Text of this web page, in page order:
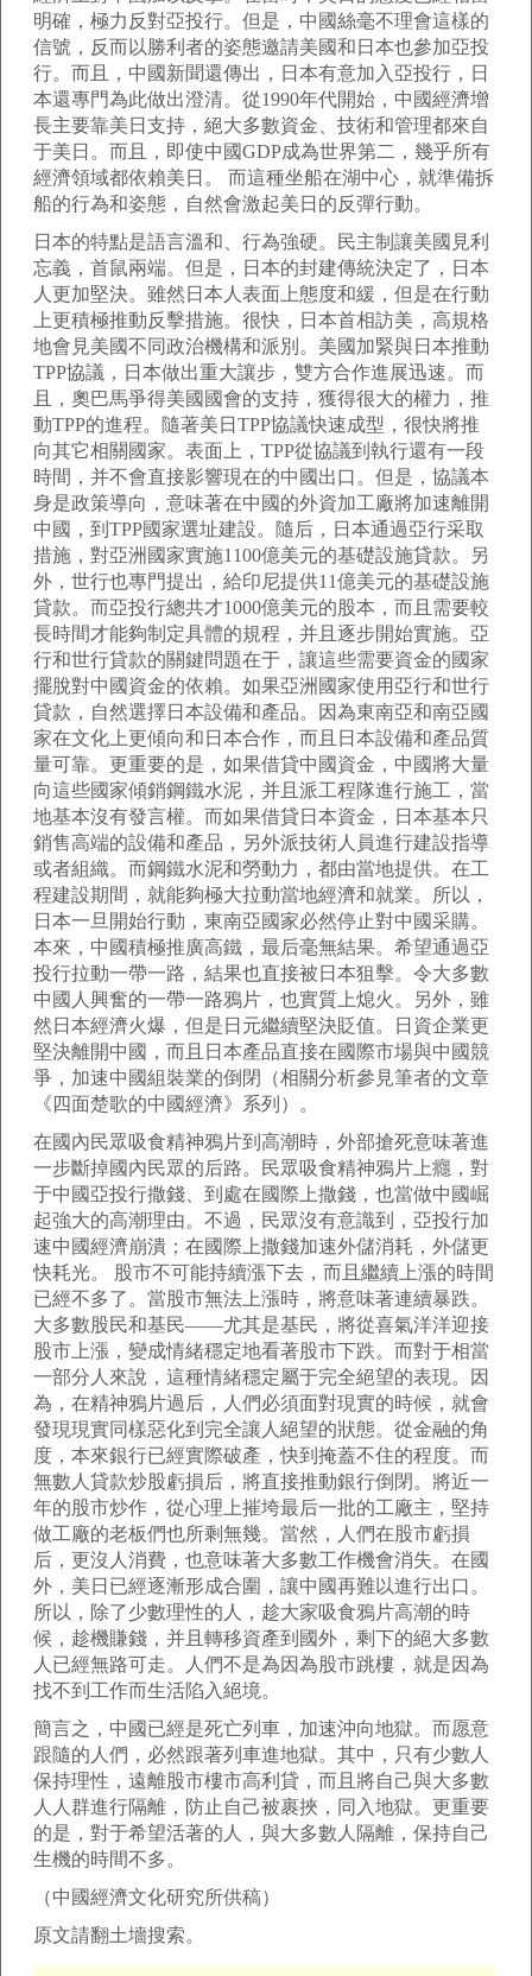
明確，極力反對亞投行。但是，中國絲毫不理會這樣的
信號，反而以勝利者的姿態邀請美國和日本也參加亞投
行。而且，中國新聞還傳出，日本有意加入亞投行，日
本還專門為此做出澄清。從1990年代開始，中國經濟增
長主要靠美日支持，絕大多數資金、技術和管理都來自
于美日。而且，即使中國GDP成為世界第二，幾乎所有
經濟領域都依賴美日。 而這種坐船在湖中心，就準備拆
船的行為和姿態，自然會激起美日的反彈行動。
日本的特點是語言溫和、行為強硬。民主制讓美國見利
忘義，首鼠兩端。但是，日本的封建傳統決定了，日本
人更加堅決。雖然日本人表面上態度和緩，但是在行動
上更積極推動反擊措施。很快，日本首相訪美，高規格
地會見美國不同政治機構和派別。美國加緊與日本推動
TPP協議，日本做出重大讓步，雙方合作進展迅速。而
且，奧巴馬爭得美國國會的支持，獲得很大的權力，推
動TPP的進程。隨著美日TPP協議快速成型，很快將推
向其它相關國家。表面上，TPP從協議到執行還有一段
時間，并不會直接影響現在的中國出口。但是，協議本
身是政策導向，意味著在中國的外資加工廠將加速離開
中國，到TPP國家選址建設。隨后，日本通過亞行采取
措施，對亞洲國家實施1100億美元的基礎設施貸款。另
外，世行也專門提出，給印尼提供11億美元的基礎設施
貸款。而亞投行總共才1000億美元的股本，而且需要較
長時間才能夠制定具體的規程，并且逐步開始實施。亞
行和世行貸款的關鍵問題在于，讓這些需要資金的國家
擺脫對中國資金的依賴。如果亞洲國家使用亞行和世行
貸款，自然選擇日本設備和產品。因為東南亞和南亞國
家在文化上更傾向和日本合作，而且日本設備和產品質
量可靠。更重要的是，如果借貸中國資金，中國將大量
向這些國家傾銷鋼鐵水泥，并且派工程隊進行施工，當
地基本沒有發言權。而如果借貸日本資金，日本基本只
銷售高端的設備和產品，另外派技術人員進行建設指導
或者組織。而鋼鐵水泥和勞動力，都由當地提供。在工
程建設期間，就能夠極大拉動當地經濟和就業。所以，
日本一旦開始行動，東南亞國家必然停止對中國采購。
本來，中國積極推廣高鐵，最后毫無結果。希望通過亞
投行拉動一帶一路，結果也直接被日本狙擊。令大多數
中國人興奮的一帶一路鴉片，也實質上熄火。另外，雖
然日本經濟火爆，但是日元繼續堅決貶值。日資企業更
堅決離開中國，而且日本產品直接在國際市場與中國競
爭，加速中國組裝業的倒閉（相關分析參見筆者的文章
《四面楚歌的中國經濟》系列）。
在國內民眾吸食精神鴉片到高潮時，外部搶死意味著進
一步斷掉國內民眾的后路。民眾吸食精神鴉片上癮，對
于中國亞投行撒錢、到處在國際上撒錢，也當做中國崛
起強大的高潮理由。不過，民眾沒有意識到，亞投行加
速中國經濟崩潰；在國際上撒錢加速外儲消耗，外儲更
快耗光。 股市不可能持續漲下去，而且繼續上漲的時間
已經不多了。當股市無法上漲時，將意味著連續暴跌。
大多數股民和基民——尤其是基民，將從喜氣洋洋迎接
股市上漲，變成情緒穩定地看著股市下跌。而對于相當
一部分人來說，這種情緒穩定屬于完全絕望的表現。因
為，在精神鴉片過后，人們必須面對現實的時候，就會
發現現實同樣惡化到完全讓人絕望的狀態。從金融的角
度，本來銀行已經實際破產，快到掩蓋不住的程度。而
無數人貸款炒股虧損后，將直接推動銀行倒閉。將近一
年的股市炒作，從心理上摧垮最后一批的工廠主，堅持
做工廠的老板們也所剩無幾。當然，人們在股市虧損
后，更沒人消費，也意味著大多數工作機會消失。在國
外，美日已經逐漸形成合圍，讓中國再難以進行出口。
所以，除了少數理性的人，趁大家吸食鴉片高潮的時
候，趁機賺錢，并且轉移資產到國外，剩下的絕大多數
人已經無路可走。人們不是為因為股市跳樓，就是因為
找不到工作而生活陷入絕境。
簡言之，中國已經是死亡列車，加速沖向地獄。而愿意
跟隨的人們，必然跟著列車進地獄。其中，只有少數人
保持理性，遠離股市樓市高利貸，而且將自己與大多數
人人群進行隔離，防止自己被裹挾，同入地獄。更重要
的是，對于希望活著的人，與大多數人隔離，保持自己
生機的時間不多。
（中國經濟文化研究所供稿）
原文請翻土墻搜索。